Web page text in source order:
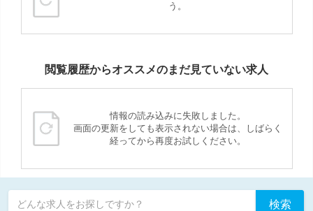
う。
閲覧履歴からオススメのまだ見ていない求人
情報の読み込みに失敗しました。
画面の更新をしても表示されない場合は、しばらく
経ってから再度お試しください。
どんな求人をお探しですか？ 検索